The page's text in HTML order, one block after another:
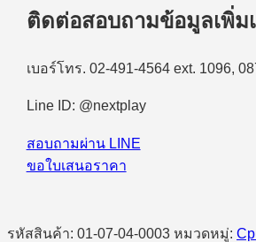
ติดต่อสอบถามข้อมูลเพิ่ม
เบอร์โทร. 02-491-4564 ext. 1096,
Line ID: @nextplay
สอบถามผ่าน LINE
ขอใบเสนอราคา
รหัสสินค้า: 01-07-04-0003 หมวดหมู่: